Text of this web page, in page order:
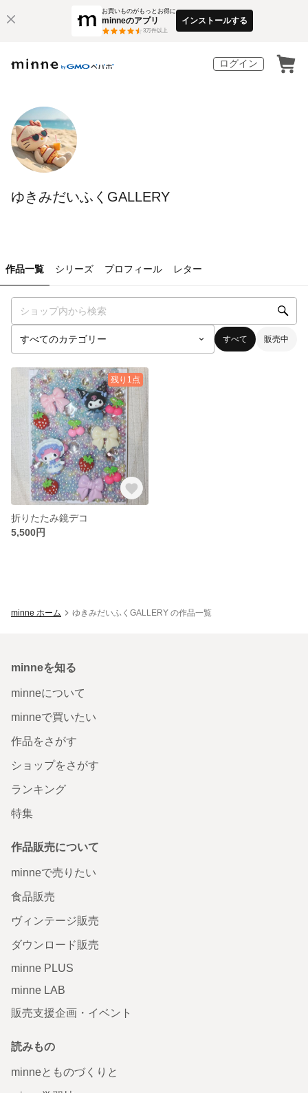
お買いものがもっとお得に
minneのアプリ
3万件以上
インストールする
ログイン
ゆきみだいふくGALLERY
作品一覧 シリーズ プロフィール レター
すべて 販売中
残り1点
折りたたみ鏡デコ
5,500円
minne ホーム ゆきみだいふくGALLERY の作品一覧
minneを知る
minneについて
minneで買いたい
作品をさがす
ショップをさがす
ランキング
特集
作品販売について
minneで売りたい
食品販売
ヴィンテージ販売
ダウンロード販売
minne PLUS
minne LAB
販売支援企画・イベント
読みもの
minneとものづくりと